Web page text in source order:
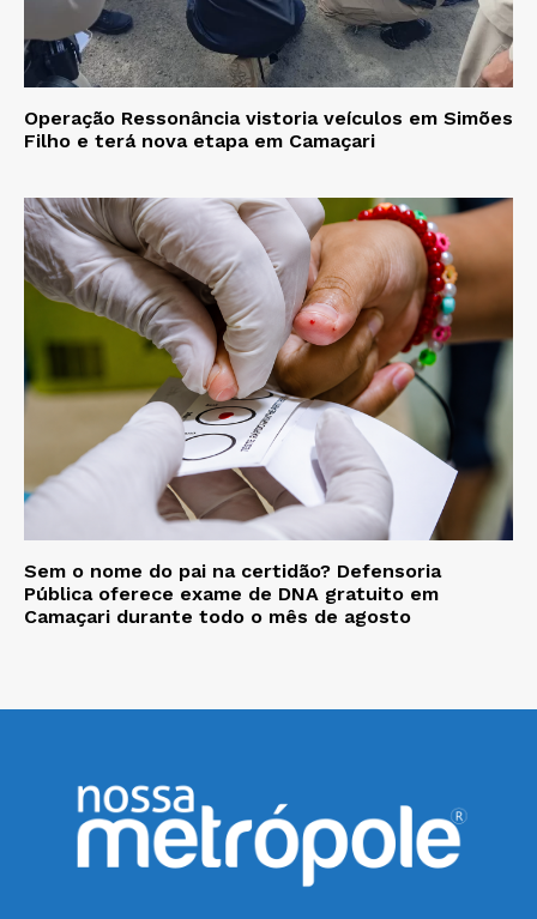
Operação Ressonância vistoria veículos em Simões
Filho e terá nova etapa em Camaçari
Sem o nome do pai na certidão? Defensoria
Pública oferece exame de DNA gratuito em
Camaçari durante todo o mês de agosto